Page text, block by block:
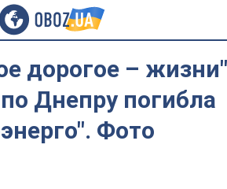
дорогое –
Днепру погибла
Фото